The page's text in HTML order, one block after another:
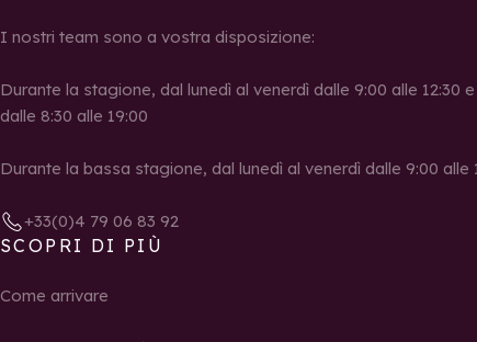
I nostri team sono a vostra disposizione:
Durante la stagione, dal lunedì al venerdì dalle 9:00 alle
dalle 8:30 alle 19:00
Durante la bassa stagione, dal lunedì al venerdì dalle 9:00 alle
+33(0)4 79 06 83 92
SCOPRI DI PIÙ
Come arrivare